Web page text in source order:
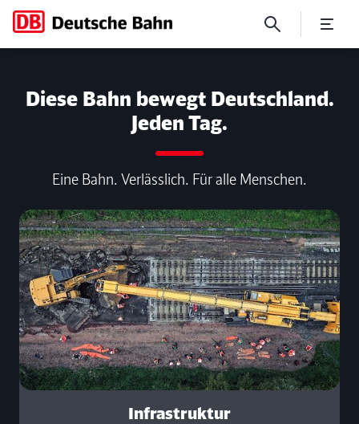
Diese Bahn bewegt Deutschland.
Jeden Tag.
Eine Bahn. Verlässlich. Für alle Menschen.
Infrastruktur